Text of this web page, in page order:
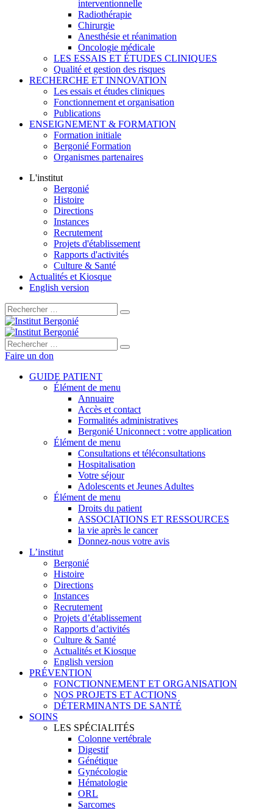
interventionnelle
Radiothérapie
Chirurgie
Anesthésie et réanimation
Oncologie médicale
LES ESSAIS ET ÉTUDES CLINIQUES
Qualité et gestion des risques
RECHERCHE ET INNOVATION
Les essais et études cliniques
Fonctionnement et organisation
Publications
ENSEIGNEMENT & FORMATION
Formation initiale
Bergonié Formation
Organismes partenaires
L'institut
Bergonié
Histoire
Directions
Instances
Recrutement
Projets d'établissement
Rapports d'activités
Culture & Santé
Actualités et Kiosque
English version
Rechercher :
Rechercher :
Faire un don
GUIDE PATIENT
Élément de menu
Annuaire
Accès et contact
Formalités administratives
Bergonié Uniconnect : votre application
Élément de menu
Consultations et téléconsultations
Hospitalisation
Votre séjour
Adolescents et Jeunes Adultes
Élément de menu
Droits du patient
ASSOCIATIONS ET RESSOURCES
la vie après le cancer
Donnez-nous votre avis
L’institut
Bergonié
Histoire
Directions
Instances
Recrutement
Projets d’établissement
Rapports d’activités
Culture & Santé
Actualités et Kiosque
English version
PRÉVENTION
FONCTIONNEMENT ET ORGANISATION
NOS PROJETS ET ACTIONS
DÉTERMINANTS DE SANTÉ
SOINS
LES SPÉCIALITÉS
Colonne vertébrale
Digestif
Génétique
Gynécologie
Hématologie
ORL
Sarcomes